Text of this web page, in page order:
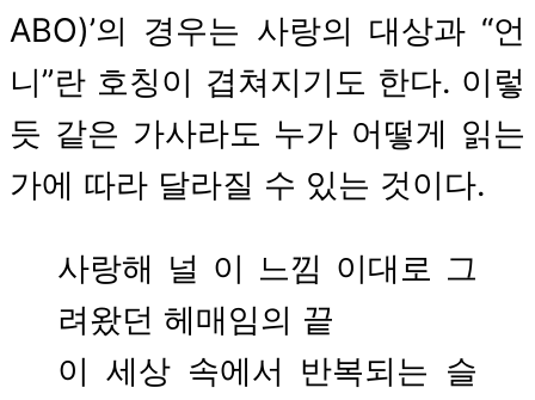
ABO)’의 경우는 사랑의 대상과 “언
니”란 호칭이 겹쳐지기도 한다. 이렇
듯 같은 가사라도 누가 어떻게 읽는
가에 따라 달라질 수 있는 것이다.
사랑해 널 이 느낌 이대로 그
려왔던 헤매임의 끝
이 세상 속에서 반복되는 슬